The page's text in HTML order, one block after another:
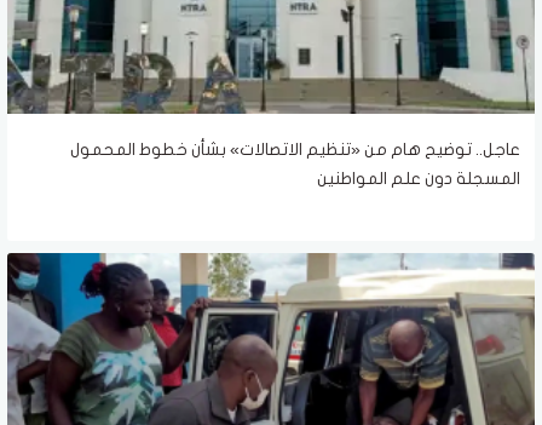
عاجل.. توضيح هام من «تنظيم الاتصالات» بشأن خطوط المحمول
المسجلة دون علم المواطنين